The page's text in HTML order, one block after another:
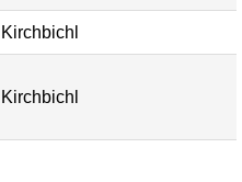
Kirchbichl
Kirchbichl